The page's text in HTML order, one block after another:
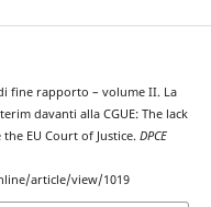
fine rapporto – volume II. La
davanti alla CGUE: The lack
EU Court of Justice. DPCE
article/view/1019